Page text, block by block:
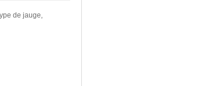
de jauge,